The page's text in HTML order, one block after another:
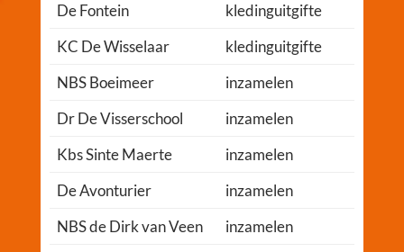
De Fontein
kledinguitgifte
KC De Wisselaar
kledinguitgifte
NBS Boeimeer
inzamelen
Dr De Visserschool
inzamelen
Kbs Sinte Maerte
inzamelen
De Avonturier
inzamelen
NBS de Dirk van Veen
inzamelen